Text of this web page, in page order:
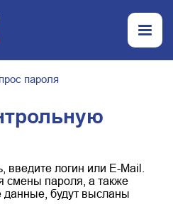
пароля
логин или E-Mail.
смены пароля, а также
будут высланы